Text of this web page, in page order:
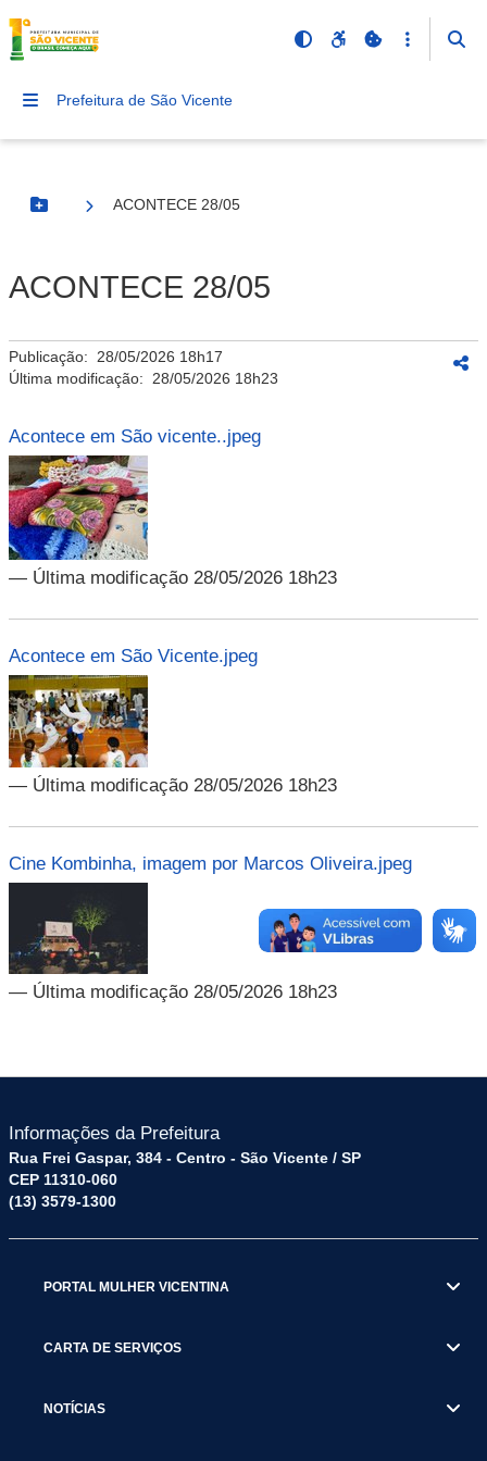
Prefeitura de São Vicente
Botão Menu
ACONTECE 28/05
ACONTECE 28/05
Publicação: 28/05/2026 18h17
Última modificação: 28/05/2026 18h23
Acontece em São vicente..jpeg
— Última modificação 28/05/2026 18h23
Acontece em São Vicente.jpeg
— Última modificação 28/05/2026 18h23
Cine Kombinha, imagem por Marcos Oliveira.jpeg
— Última modificação 28/05/2026 18h23
Informações da Prefeitura
Rua Frei Gaspar, 384 - Centro - São Vicente / SP
CEP 11310-060
(13) 3579-1300
PORTAL MULHER VICENTINA
CARTA DE SERVIÇOS
NOTÍCIAS